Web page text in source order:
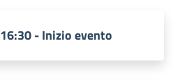
16:30 - Inizio evento